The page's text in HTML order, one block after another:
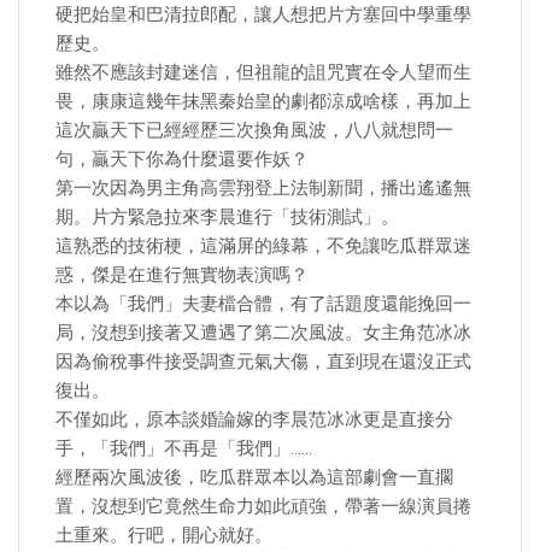
硬把始皇和巴清拉郎配，讓人想把片方塞回中學重學
歷史。
雖然不應該封建迷信，但祖龍的詛咒實在令人望而生
畏，康康這幾年抹黑秦始皇的劇都涼成啥樣，再加上
這次贏天下已經經歷三次換角風波，八八就想問一
句，贏天下你為什麼還要作妖？
第一次因為男主角高雲翔登上法制新聞，播出遙遙無
期。片方緊急拉來李晨進行「技術測試」。
這熟悉的技術梗，這滿屏的綠幕，不免讓吃瓜群眾迷
惑，傑是在進行無實物表演嗎？
本以為「我們」夫妻檔合體，有了話題度還能挽回一
局，沒想到接著又遭遇了第二次風波。女主角范冰冰
因為偷稅事件接受調查元氣大傷，直到現在還沒正式
復出。
不僅如此，原本談婚論嫁的李晨范冰冰更是直接分
手，「我們」不再是「我們」……
經歷兩次風波後，吃瓜群眾本以為這部劇會一直擱
置，沒想到它竟然生命力如此頑強，帶著一線演員捲
土重來。行吧，開心就好。